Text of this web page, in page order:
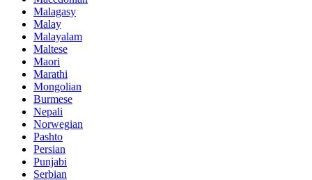
Malagasy
Malay
Malayalam
Maltese
Maori
Marathi
Mongolian
Burmese
Nepali
Norwegian
Pashto
Persian
Punjabi
Serbian